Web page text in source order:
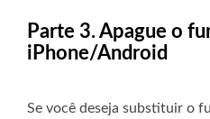
Parte 3. Apague o
iPhone/Android
Se você deseja substituir o